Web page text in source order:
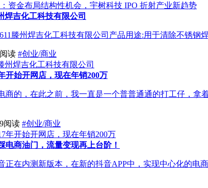
焊吉化工科技有限公司
滕州焊吉化工科技有限公司产品用途:用于清除不锈钢
读 #创业/商业
开始开网店，现在年销200万
商的，在此之前，我一直是一个普普通通的打工仔，拿
阅读 #创业/商业
电商油门，流量变现再上台阶！
正在内测新版本，在新的抖音APP中，实现中心化的电